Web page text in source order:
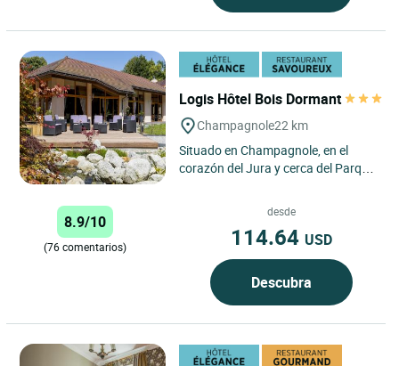
Logis Hôtel Bois Dormant
Champagnole22 km
Situado en Champagnole, en el
corazón del Jura y cerca del Parque
8.9/10
(76 comentarios)
desde
114.64 USD
Descubra